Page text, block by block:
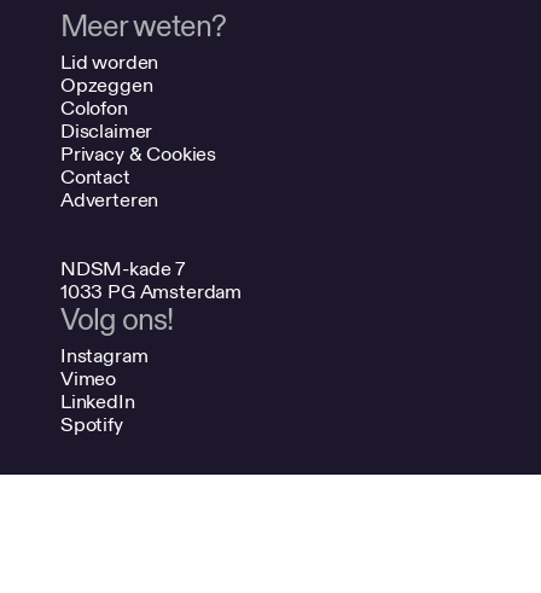
Meer weten?
Lid worden
Opzeggen
Colofon
Disclaimer
Privacy & Cookies
Contact
Adverteren
NDSM-kade 7
1033 PG Amsterdam
Volg ons!
Instagram
Vimeo
LinkedIn
Spotify